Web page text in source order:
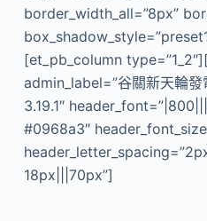
border_width_all=”8px”
[et_pb_column
admin_label=”谷關新天輪
3.19.1″
#0968a3″
18px|||70px”]